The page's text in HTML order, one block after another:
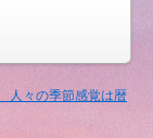
々の季節感覚は暦